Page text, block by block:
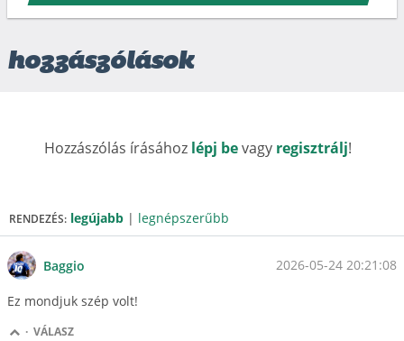
hozzászólások
Hozzászólás írásához lépj bevagy regisztrálj!
RENDEZÉS: legújabb | legnépszerűbb
Baggio 2026-05-24 20:21:08
Ez mondjuk szép volt!
· VÁLASZ